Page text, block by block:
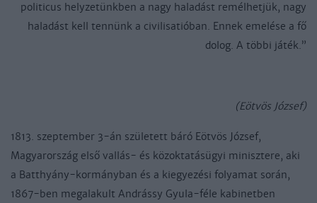
politicus helyzetünkben a nagy haladást remélhetjük, nagy
haladást kell tennünk a civilisatióban. Ennek emelése a fő
dolog. A többi játék.”
(Eötvös József)
1813. szeptember 3-án született báró Eötvös József,
Magyarország első vallás- és közoktatásügyi minisztere, aki
a Batthyány-kormányban és a kiegyezési folyamat során,
1867-ben megalakult Andrássy Gyula-féle kabinetben